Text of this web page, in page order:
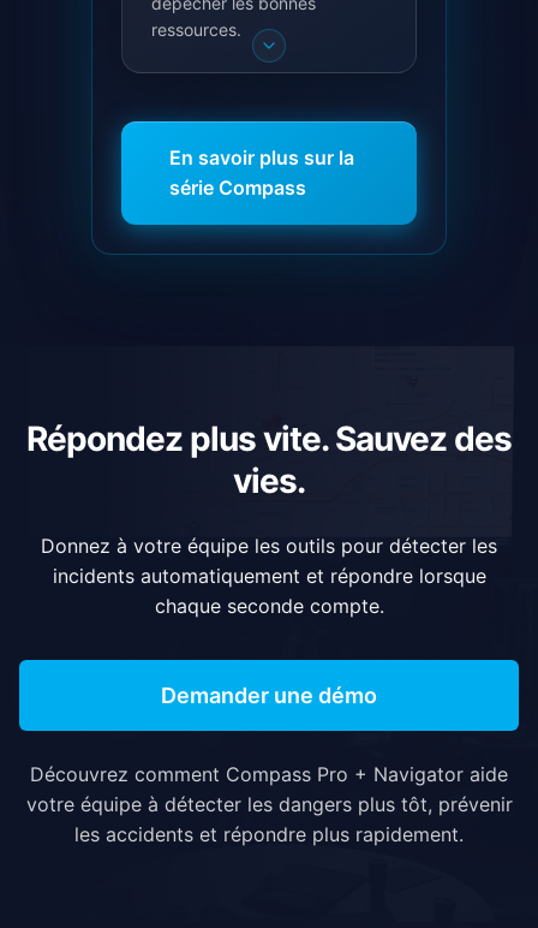
ressources.
En savoir plus sur la
série Compass
Répondez plus vite. Sauvez des
vies.
Donnez à votre équipe les outils pour détecter les
incidents automatiquement et répondre lorsque
chaque seconde compte.
Demander une démo
Découvrez comment Compass Pro + Navigator aide
votre équipe à détecter les dangers plus tôt, prévenir
les accidents et répondre plus rapidement.